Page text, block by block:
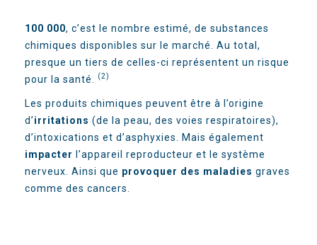
100 000, c’est le nombre estimé, de substances
chimiques disponibles sur le marché. Au total,
presque un tiers de celles-ci représentent un risque
pour la santé.
(2)
Les produits chimiques peuvent être à l’origine
d’irritations (de la peau, des voies respiratoires),
d’intoxications et d’asphyxies. Mais également
impacter
l’appareil reproducteur et le système
nerveux. Ainsi que provoquer des maladies graves
comme des cancers.